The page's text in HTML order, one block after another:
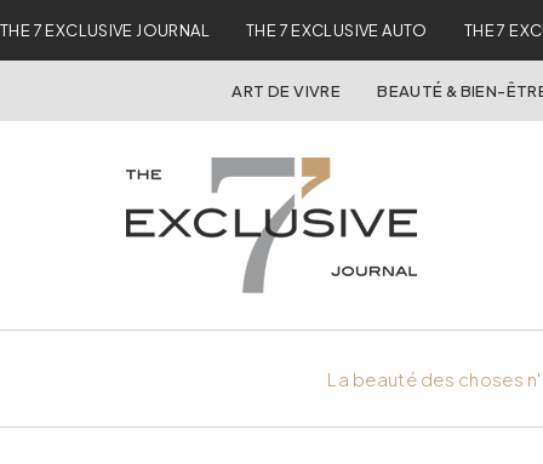
THE 7 EXCLUSIVE JOURNAL THE 7 EXCLUSIVE AUTO THE 7
ART DE VIVRE BEAUTÉ & BIEN-
La beauté des choses